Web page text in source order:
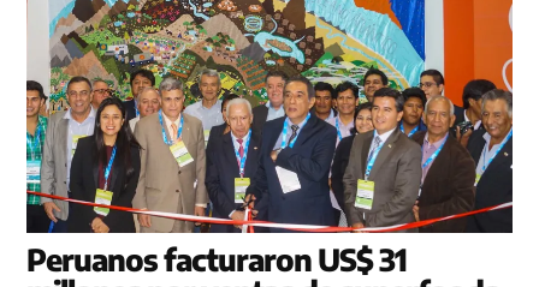
Peruanos facturaron US$ 31